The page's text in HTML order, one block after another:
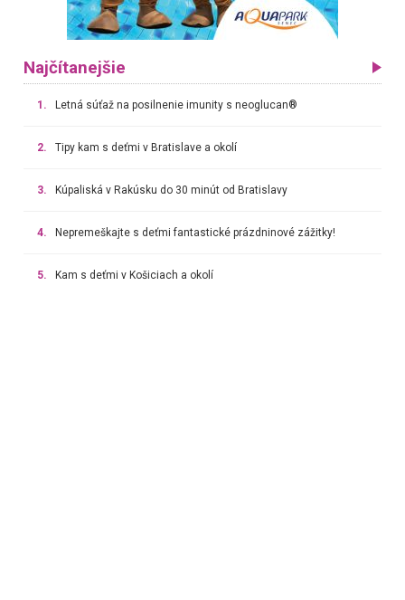
Najčítanejšie
1. Letná súťaž na posilnenie imunity s neoglucan®
2. Tipy kam s deťmi v Bratislave a okolí
3. Kúpaliská v Rakúsku do 30 minút od Bratislavy
4. Nepremeškajte s deťmi fantastické prázdninové zážitky!
5. Kam s deťmi v Košiciach a okolí